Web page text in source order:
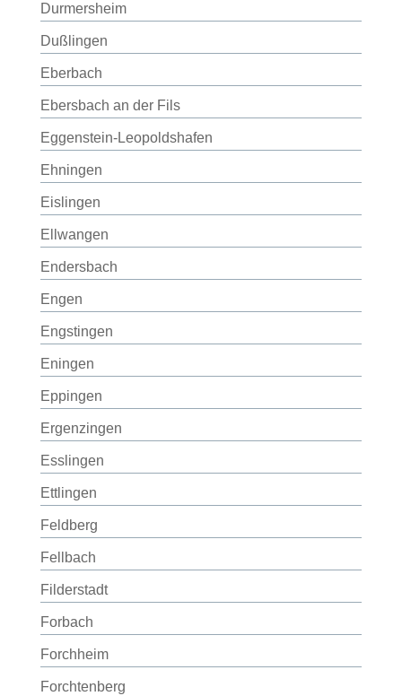
Durmersheim
Dußlingen
Eberbach
Ebersbach an der Fils
Eggenstein-Leopoldshafen
Ehningen
Eislingen
Ellwangen
Endersbach
Engen
Engstingen
Eningen
Eppingen
Ergenzingen
Esslingen
Ettlingen
Feldberg
Fellbach
Filderstadt
Forbach
Forchheim
Forchtenberg